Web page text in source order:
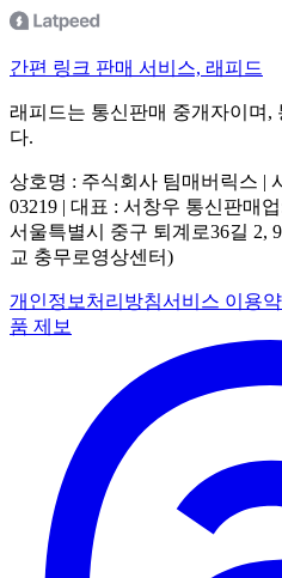
간편 링크 판매 서비스, 래피드
래피드는 통신판매 중개자이며,
다.
상호명 : 주식회사 팀매버릭스 |
03219 | 대표 : 서창우 통신판매
서울특별시 중구 퇴계로36길 2,
교 충무로영상센터)
개인정보처리방침서비스 이용
품 제보